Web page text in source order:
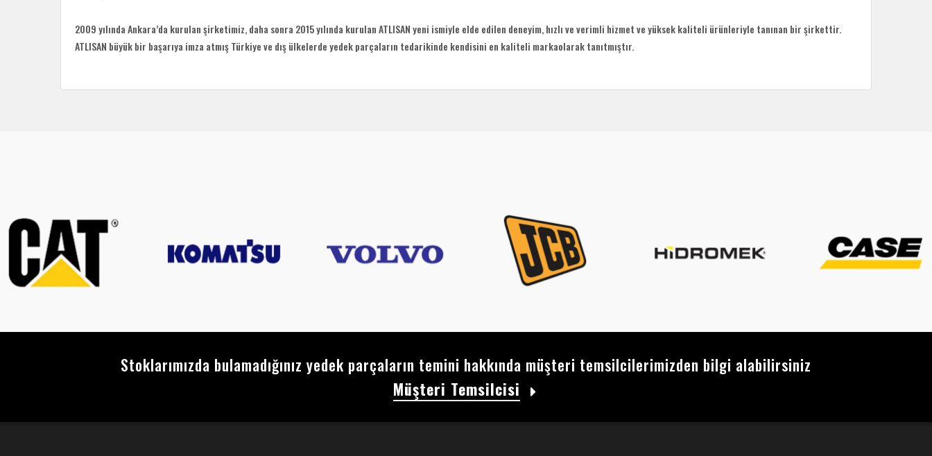
2009 yılında Ankara’da kurulan şirketimiz, daha sonra 2015 yılında kurulan ATLISAN yeni ismiyle elde edilen deneyim, hızlı ve verimli hizmet ve yüksek kaliteli ürünleriyle tanınan bir şirkettir.
ATLISAN büyük bir başarıya imza atmış Türkiye ve dış ülkelerde yedek parçaların tedarikinde kendisini en kaliteli markaolarak tanıtmıştır.
Stoklarımızda bulamadığınız yedek parçaların temini hakkında müşteri temsilcilerimizden bilgi alabilirsiniz
Müşteri Temsilcisi